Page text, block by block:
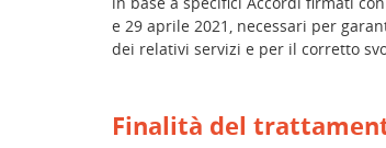
e 29 aprile 2021, necessari per
dei relativi servizi e per il corretto
Finalità del